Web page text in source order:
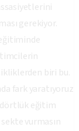
gerekiyor.
biri bu.
fark yaratıyoruz
eğitim
vurmasın